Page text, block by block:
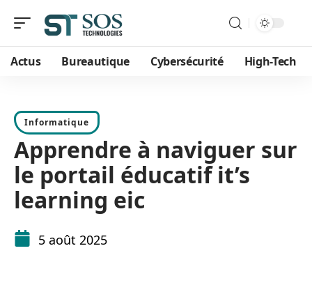
Actus Bureautique Cybersécurité High-Tech
Informatique
Apprendre à naviguer sur
le portail éducatif it’s
learning eic
5 août 2025